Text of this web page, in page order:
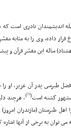
اندیشمندان نادرى است
قرار داده، وى را به مثابه
ساله این مفسّر قرآن و
طبرسى پدر آن عزیز، او را
گشته است(
[3]
), هرچند
طبرستان (مازندران امروز)
توان به برخى از آنها اشاره